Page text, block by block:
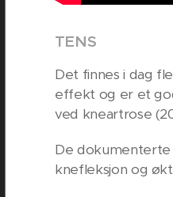
TENS
Det finnes i dag
effekt og er et
ved kneartrose
De
knefleksjon og